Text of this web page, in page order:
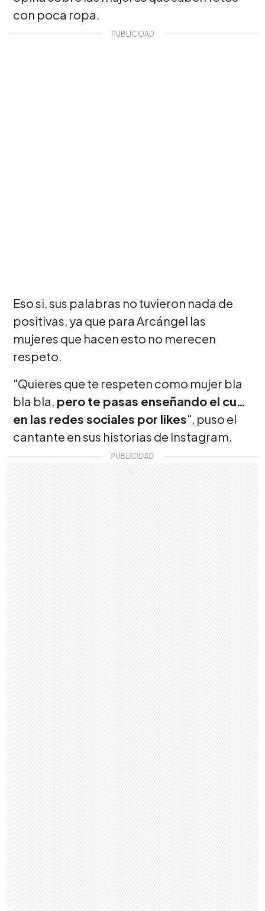
con poca ropa.
Eso si, sus palabras no tuvieron nada de
positivas, ya que para Arcángel las
mujeres que hacen esto no merecen
respeto.
"Quieres que te respeten como mujer bla
bla bla, pero te pasas enseñando el cu…
en las redes sociales por likes", puso el
cantante en sus historias de Instagram.